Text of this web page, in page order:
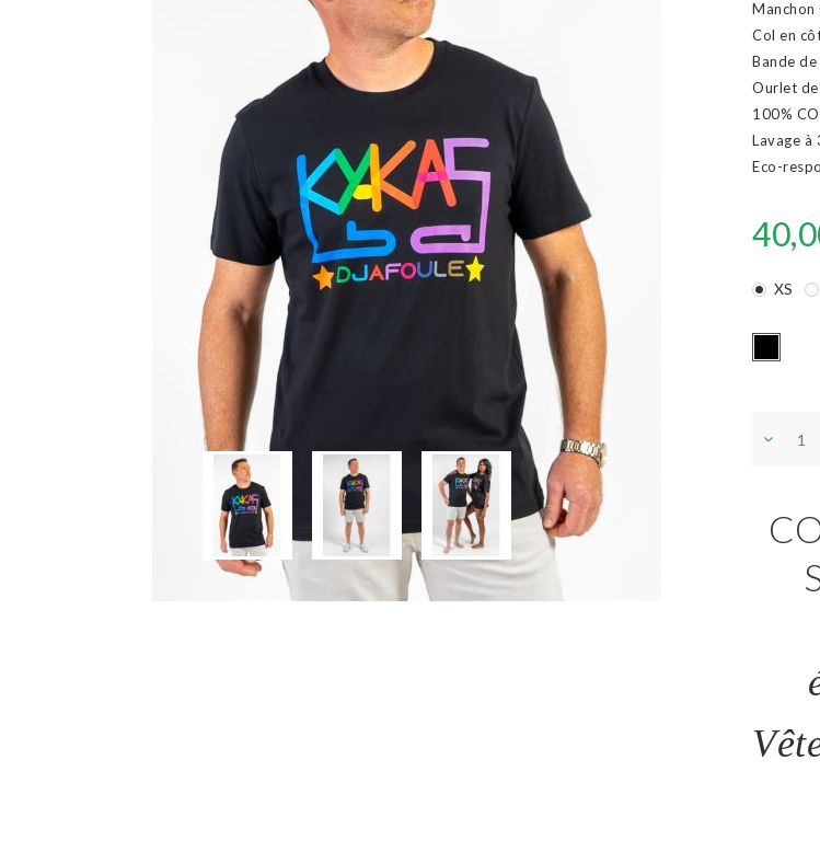
Manchon
Col en
Bande
Ourlet
100%
Lavage à
Eco-
XS